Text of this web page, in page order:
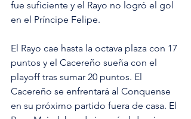
fue suficiente y el Rayo no logró el gol
en el Príncipe Felipe.
El Rayo cae hasta la octava plaza con 17
puntos y el Cacereño sueña con el
playoff tras sumar 20 puntos. El
Cacereño se enfrentará al Conquense
en su próximo partido fuera de casa. El